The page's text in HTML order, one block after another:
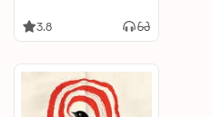
3.8